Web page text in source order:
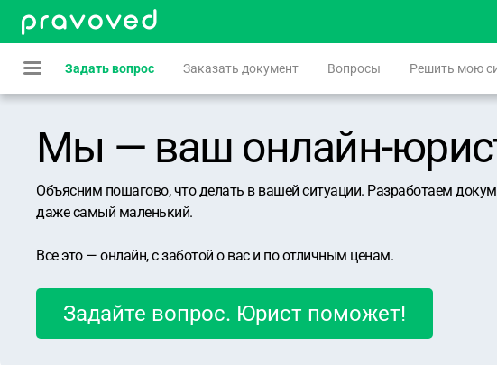
Задать вопрос Заказать документ Вопросы Решить мою
Мы — ваш онлайн-юрист
Объясним пошагово, что делать в вашей ситуации. Разработаем
даже самый маленький.
Все это — онлайн, с заботой о вас и по отличным ценам.
Задайте вопрос. Юрист поможет!